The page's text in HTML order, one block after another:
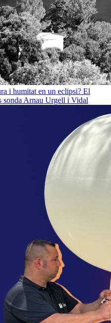
i humitat en un eclipsi? El
sonda Arnau Urgell i Vidal